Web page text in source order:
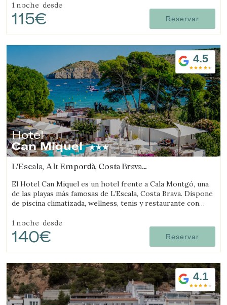
1 noche desde
115€ Reservar
4.5
Hotel
Can Miquel
L'Escala, Alt Empordà, Costa Brava
El Hotel Can Miquel es un hotel frente a Cala Montgó, una
de las playas más famosas de L’Escala, Costa Brava. Dispone
de piscina climatizada, wellness, tenis y restaurante con
1 noche desde
140€ Reservar
4.1